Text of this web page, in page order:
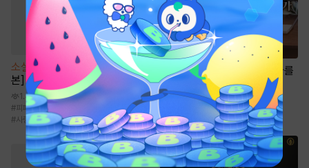
소설 [BL] 소문난 오메가 [단행
본]
1.4만
#피폐물 #헌신수
할리킹
#사랑꾼공
소설 실패한 재벌 2세가 투자를
잘함 [단행본]
#
회귀물 #재벌물